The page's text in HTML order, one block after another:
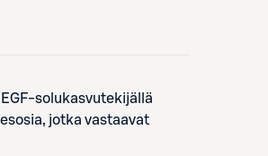
solukasvutekijällä
jotka vastaavat